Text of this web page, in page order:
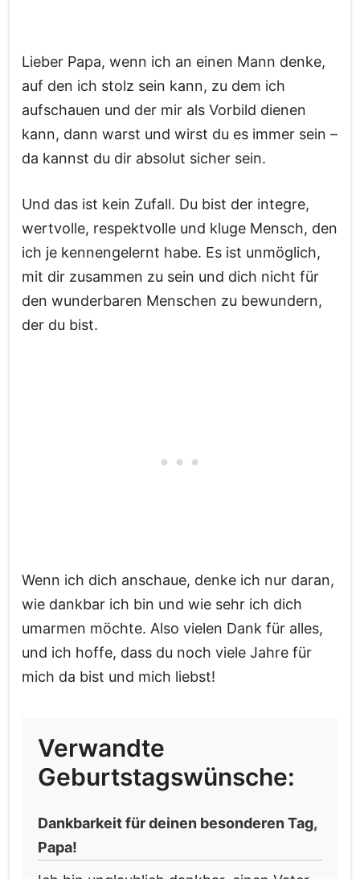
Lieber Papa, wenn ich an einen Mann denke,
auf den ich stolz sein kann, zu dem ich
aufschauen und der mir als Vorbild dienen
kann, dann warst und wirst du es immer sein –
da kannst du dir absolut sicher sein.
Und das ist kein Zufall. Du bist der integre,
wertvolle, respektvolle und kluge Mensch, den
ich je kennengelernt habe. Es ist unmöglich,
mit dir zusammen zu sein und dich nicht für
den wunderbaren Menschen zu bewundern,
der du bist.
Wenn ich dich anschaue, denke ich nur daran,
wie dankbar ich bin und wie sehr ich dich
umarmen möchte. Also vielen Dank für alles,
und ich hoffe, dass du noch viele Jahre für
mich da bist und mich liebst!
Verwandte
Geburtstagswünsche:
Dankbarkeit für deinen besonderen Tag,
Papa!